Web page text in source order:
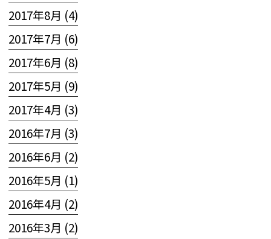
2017年8月 (4)
2017年7月 (6)
2017年6月 (8)
2017年5月 (9)
2017年4月 (3)
2016年7月 (3)
2016年6月 (2)
2016年5月 (1)
2016年4月 (2)
2016年3月 (2)